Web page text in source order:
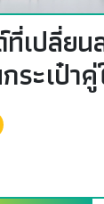
เปลี่ย
ระเป๋า